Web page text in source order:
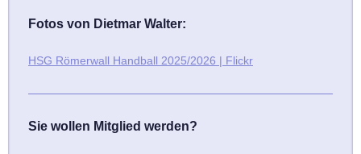
Fotos von Dietmar Walter:
HSG Römerwall Handball 2025/2026 | Flickr
Sie wollen Mitglied werden?